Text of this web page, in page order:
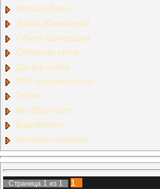
Фотоальбомы
Доска объявлений
Обмен Баннерами
Обратная связь
Друзья сайта
FAQ (вопрос/ответ)
Тесты
Мы ВКонтакте
БодиФитнес
Интернет-магазин
Страница 1 из 1 1